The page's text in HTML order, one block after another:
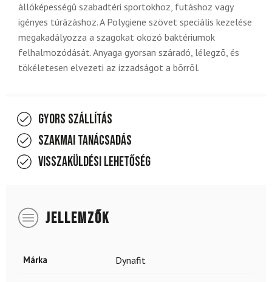
állóképességû szabadtéri sportokhoz, futáshoz vagy
igényes túrázáshoz. A Polygiene szövet speciális kezelése
megakadályozza a szagokat okozó baktériumok
felhalmozódását. Anyaga gyorsan száradó, lélegzõ, és
tökéletesen elvezeti az izzadságot a bõrrõl.
Gyors szállítás
Szakmai tanácsadás
Visszaküldési lehetőség
JELLEMZŐK
Márka Dynafit